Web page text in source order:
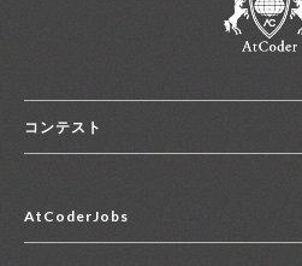
コンテスト
コンテスト一覧
AtCoderJobs